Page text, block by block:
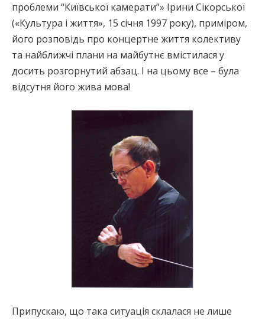
проблеми “Київської камерати”» Ірини Сікорської
(«Культура і життя», 15 січня 1997 року), приміром,
його розповідь про концертне життя колективу
та найближчі плани на майбутнє вмістилася у
досить розгорнутий абзац. І на цьому все – була
відсутня його жива мова!
Припускаю, що така ситуація склалася не лише